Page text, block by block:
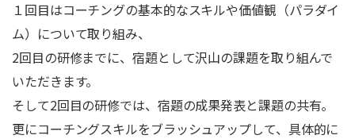
１回目はコーチングの基本的なスキルや価値観（パラダイ
ム）について取り組み、
2回目の研修までに、宿題として沢山の課題を取り組んで
いただきます。
そして2回目の研修では、宿題の成果発表と課題の共有。
更にコーチングスキルをブラッシュアップして、具体的に